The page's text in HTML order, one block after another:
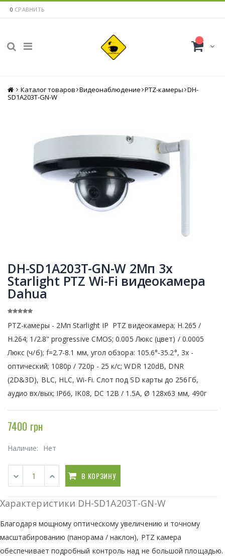
0 СРАВНИТЬ
Главная
Каталог товаров Видеонаблюдение PTZ-камеры DH-
SD1A203T-GN-W
DH-SD1A203T-GN-W 2Мп 3х
Starlight PTZ Wi-Fi видеокамера
Dahua
PTZ-камеры - 2Мп Starlight IP PTZ видеокамера; H.265 /
H.264; 1/2.8" progressive CMOS; 0.005 Люкс (цвет) / 0.0005
Люкс (ч/б); f=2.7-8.1 мм, угол обзора: 105.6°-35.2°, 3x -
оптический; 1080p / 720p - 25 к/с; WDR 120dB, DNR
(2D&3D), BLC, HLC, Wi-Fi. Слот под SD карты до 256Гб,
аудио вх/вых; IP66, IK08, DC 12В / 1.5А, Ø 128x63 мм, 490г
7400 грн
Наличие: Нет
В КОРЗИНУ
Характеристики DH-SD1A203T-GN-W
Благодаря мощному оптическому увеличению и точному
масштабированию (панорама / наклон), PTZ камера
обеспечивает подробный контроль над не большой площадью.